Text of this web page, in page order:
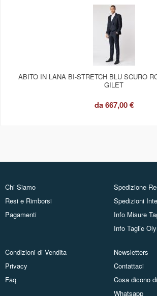
ABITO IN LANA BI-STRETCH BLU SCURO
GILET
da667,00 €
Chi Siamo
Resi e Rimborsi
Pagamenti
Spedizione
Spedizioni
Info Misure
Info Taglie
Condizioni di Vendita
Privacy
Faq
Newsletters
Contattaci
Cosa dicono
Whatsapp